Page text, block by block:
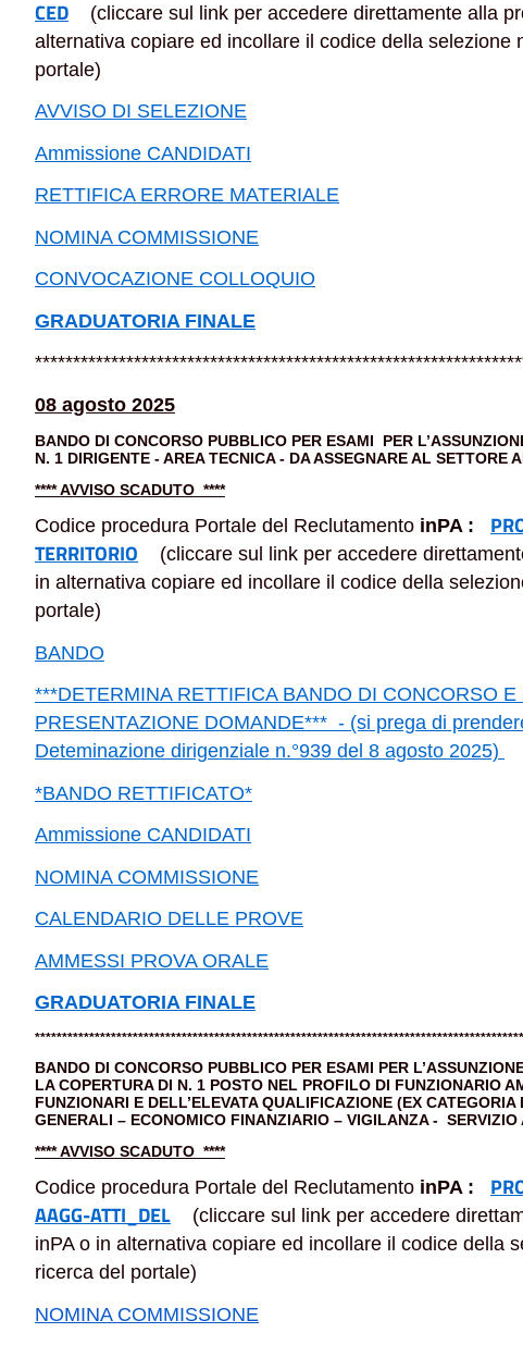
CED
(cliccare sul link per accedere direttamente alla
alternativa copiare ed incollare il codice della selezione
portale)
AVVISO DI SELEZIONE
Ammissione CANDIDATI
RETTIFICA ERRORE MATERIALE
NOMINA COMMISSIONE
CONVOCAZIONE COLLOQUIO
GRADUATORIA FINALE
08 agosto 2025
BANDO DI CONCORSO PUBBLICO PER ESAMI PER
N. 1 DIRIGENTE - AREA TECNICA - DA ASSEGNARE AL SETTORE
**** AVVISO SCADUTO ****
Codice procedura Portale del Reclutamento inPA :
TERRITORIO
(cliccare sul link per accedere
in alternativa copiare ed incollare il codice della
portale)
BANDO
***DETERMINA RETTIFICA BANDO DI CONCORSO
PRESENTAZIONE DOMANDE*** - (si prega di
Deteminazione dirigenziale n.°939 del 8 agosto 2025)
*BANDO RETTIFICATO*
Ammissione CANDIDATI
NOMINA COMMISSIONE
CALENDARIO DELLE PROVE
AMMESSI PROVA ORALE
GRADUATORIA FINALE
BANDO DI CONCORSO PUBBLICO PER ESAMI PER
LA COPERTURA DI N. 1 POSTO NEL PROFILO DI FUNZIONARIO
FUNZIONARI E DELL’ELEVATA QUALIFICAZIONE (EX
GENERALI – ECONOMICO FINANZIARIO – VIGILANZA - SERVIZIO
**** AVVISO SCADUTO ****
Codice procedura Portale del Reclutamento inPA :
AAGG-ATTI_DEL
(cliccare sul link per accedere
inPA o in alternativa copiare ed incollare il codice della
ricerca del portale)
NOMINA COMMISSIONE